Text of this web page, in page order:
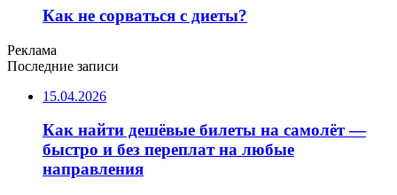
Как не сорваться с диеты?
Реклама
Последние записи
15.04.2026
Как найти дешёвые билеты на самолёт —
быстро и без переплат на любые
направления